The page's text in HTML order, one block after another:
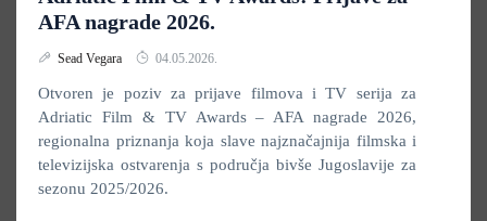
AFA nagrade 2026.
Sead Vegara 04.05.2026.
Otvoren je poziv za prijave filmova i TV serija za
Adriatic Film & TV Awards – AFA nagrade 2026,
regionalna priznanja koja slave najznačajnija filmska i
televizijska ostvarenja s područja bivše Jugoslavije za
sezonu 2025/2026.